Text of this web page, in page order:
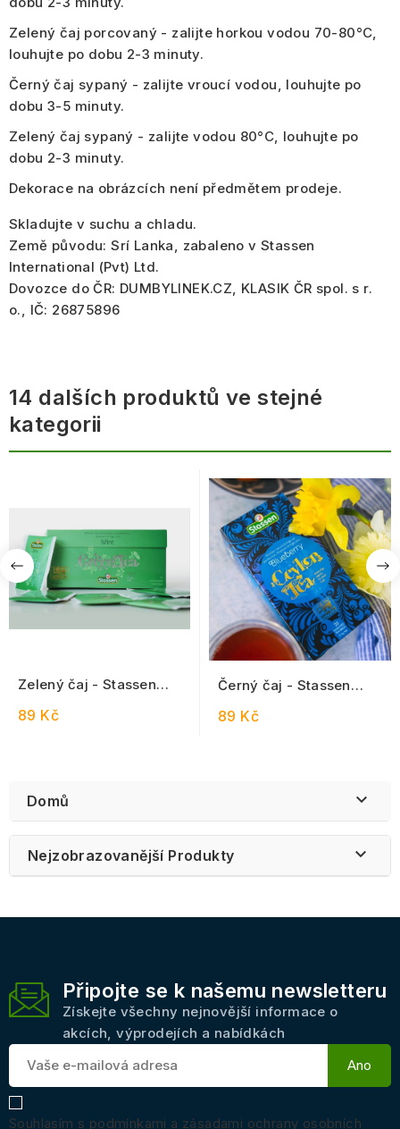
Zelený čaj porcovaný - zalijte horkou vodou 70-80°C,
louhujte po dobu 2-3 minuty.
Černý čaj sypaný - zalijte vroucí vodou, louhujte po
dobu 3-5 minuty.
Zelený čaj sypaný - zalijte vodou 80°C, louhujte po
dobu 2-3 minuty.
Dekorace na obrázcích není předmětem prodeje.
Skladujte v suchu a chladu.
Země původu: Srí Lanka, zabaleno v Stassen
International (Pvt) Ltd.
Dovozce do ČR: DUMBYLINEK.CZ, KLASIK ČR spol. s r.
o., IČ: 26875896
14 dalších produktů ve stejné
kategorii
Zelený čaj - Stassen
g
89 Kč
Černý čaj - Stassen
x 1,5 g
89 Kč
Domů 
Nejzobrazovanější Produkty 
Připojte se k našemu newsletteru
Získejte všechny nejnovější informace o
akcích, výprodejích a nabídkách
Souhlasím s podmínkami a zásadami ochrany osobních